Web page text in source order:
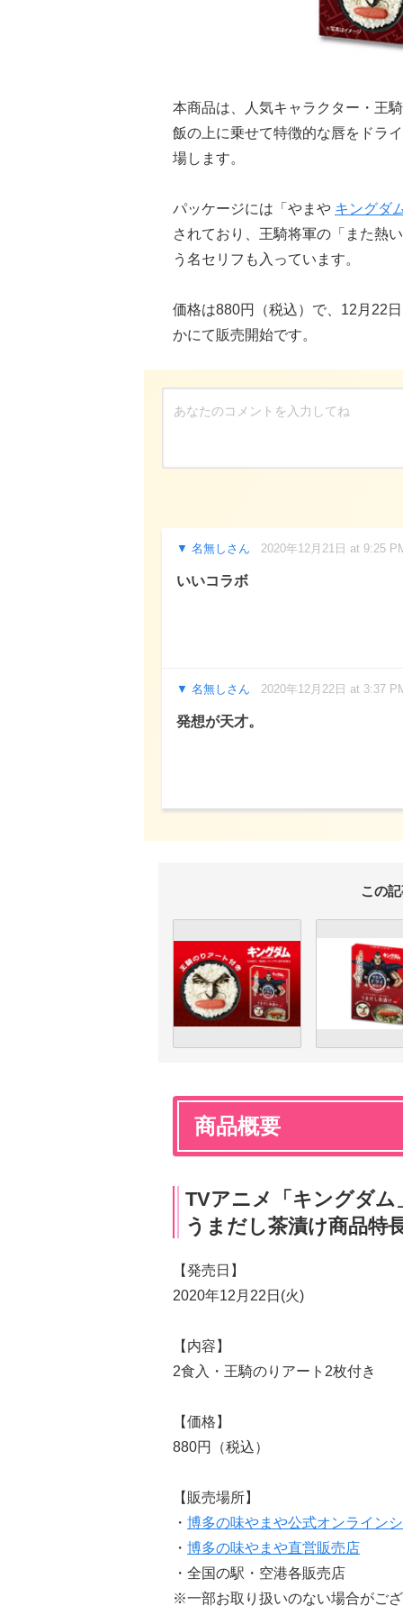
本商品は、人気キャラクター・王
飯の上に乗せて特徴的な唇をドラ
場します。
パッケージには「やまや キングダ
されており、王騎将軍の「また熱
う名セリフも入っています。
価格は880円（税込）で、12月22
かにて販売開始です。
名無しさん 2020年12月21日 at 9:25
いいコラボ
名無しさん 2020年12月22日 at 3:37
発想が天才。
この
商品概要
TVアニメ「キングダ
うまだし茶漬け商品特
【発売日】
2020年12月22日(火)
【内容】
2食入・王騎のりアート2枚付き
【価格】
880円（税込）
【販売場所】
・ 博多の味やまや公式オンライン
・ 博多の味やまや直営販売店
・全国の駅・空港各販売店
※一部お取り扱いのない場合がご